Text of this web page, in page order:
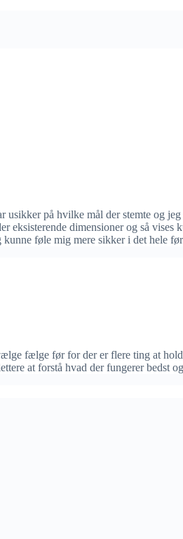
på hvilke mål der stemte og
dimensioner og så
føle mig mere sikker i det hele
fælge før for der er flere ting at
at forstå hvad der fungerer bedst